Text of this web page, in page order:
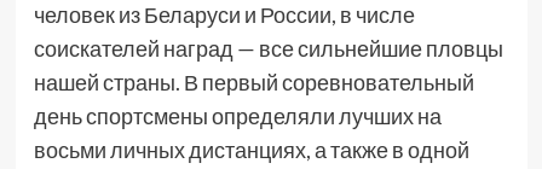
человек из Беларуси и России, в числе
соискателей наград — все сильнейшие пловцы
нашей страны. В первый соревновательный
день спортсмены определяли лучших на
восьми личных дистанциях, а также в одной